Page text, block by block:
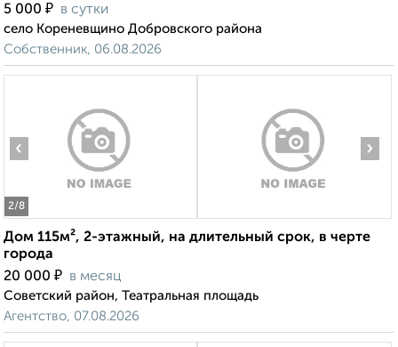
5 000 ₽ в сутки
село Кореневщино Добровского района
Собственник, 06.08.2026
2/8
‹ ›
Дом 115м², 2-этажный, на длительный срок, в черте
города
20 000 ₽ в месяц
Советский район, Театральная площадь
Агентство, 07.08.2026